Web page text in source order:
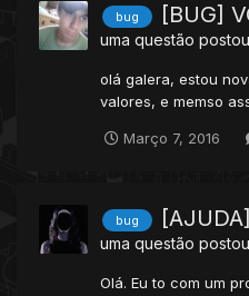
bug [BUG]
uma questão postou
olá galera, estou
valores, e memso
Março 7, 2016
bug
uma questão postou
Olá. Eu to com um